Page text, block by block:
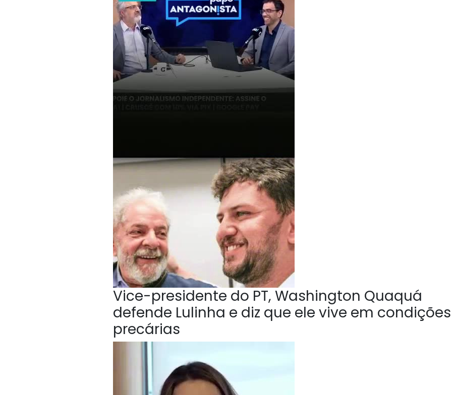
Vice-presidente do PT, Washington Quaquá
defende Lulinha e diz que ele vive em condições
precárias